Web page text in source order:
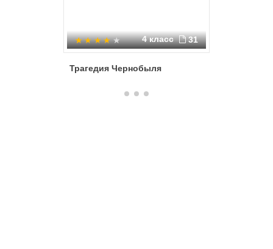
4 класс 31
Трагедия Чернобыля